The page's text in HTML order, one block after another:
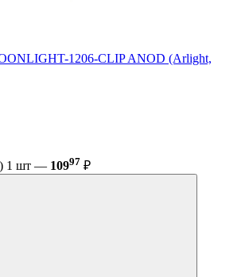
1206-CLIP ANOD (Arlight,
1 шт — 10997 ₽